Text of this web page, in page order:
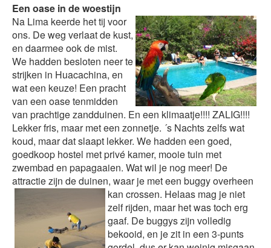
Een oase in de woestijn
Na Lima keerde het tij voor
ons. De weg verlaat de kust,
en daarmee ook de mist.
We hadden besloten neer te
strijken in Huacachina, en
wat een keuze! Een pracht
van een oase tenmidden
van prachtige zandduinen. En een klimaatje!!!! ZALIG!!!!
Lekker fris, maar met een zonnetje. ´s Nachts zelfs wat
koud, maar dat slaapt lekker. We hadden een goed,
goedkoop hostel met privé kamer, mooie tuin met
zwembad en papagaaien. Wat wil je nog meer! De
attractie zijn de duinen, waar je met een buggyoverheen
kan crossen. Helaas mag je niet
zelf rijden, maar het was toch erg
gaaf. De buggys zijn volledig
bekooid, en je zit in een 3-punts